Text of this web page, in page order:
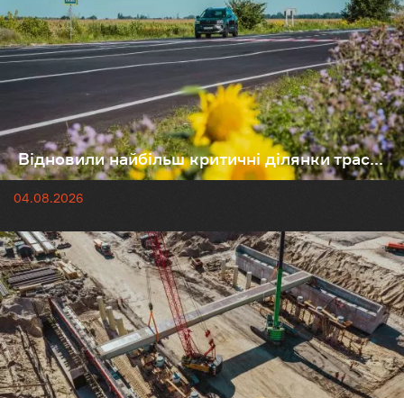
Відновили найбільш критичні ділянки трас...
04.08.2026